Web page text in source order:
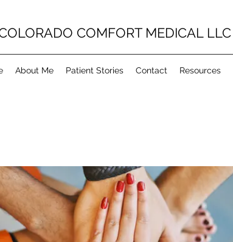
COMFORT MEDICAL LLC
About Me Patient Stories Contact Resources